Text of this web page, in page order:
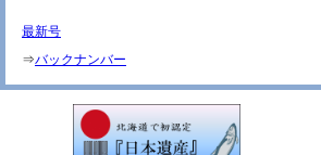
最新号
⇒バックナンバー